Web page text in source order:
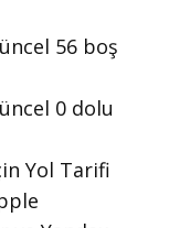
56 boş
0 dolu
Yol Tarifi